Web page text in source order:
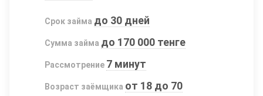
Срок займа до 30 дней
Сумма займа до 170 000 тенге
Рассмотрение 7 минут
Возраст заёмщика от 18 до 70